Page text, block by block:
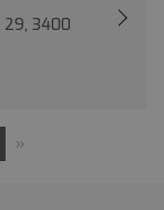
3400
»